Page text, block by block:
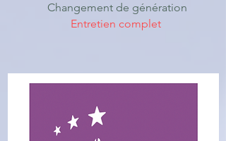
Changement de génération
Entretien complet